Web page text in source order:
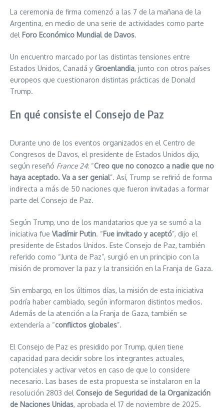
La ceremonia de firma comenzó a las 7 de la mañana de la
Argentina, en medio de una serie de actividades como parte
del Foro Económico Mundial de Davos.
Un encuentro marcado por las distintas tensiones entre
Estados Unidos, Canadá y Groenlandia, junto con otros países
europeos que cuestionaron distintas prácticas de Donald
Trump.
En qué consiste el Consejo de Paz
Durante uno de los eventos organizados en el Centro de
Congresos de Davos, el presidente de Estados Unidos dijo,
según reseñó France 24: “Creo que no conozco a nadie que no
haya aceptado. Va a ser genial”. Así, Trump se refirió de forma
indirecta a más de 50 naciones que fueron invitadas a formar
parte del Consejo de Paz.
Según Trump, uno de los mandatarios que ya se sumó a la
iniciativa fue Vladímir Putin. “Fue invitado y aceptó”, dijo el
presidente de Estados Unidos. Este Consejo de Paz, también
referido como “Junta de Paz”, surgió en un principio con la
misión de promover la paz y la transición en la Franja de Gaza.
Sin embargo, en los últimos días, la misión de esta iniciativa
podría haber cambiado, según informaron distintos medios.
Además de la atención a la Franja de Gaza, también se
extendería a “conflictos globales”.
El Consejo de Paz es presidido por Trump, quien tiene
capacidad para decidir sobre los integrantes actuales,
potenciales y activar vetos en caso de que lo considere
necesario. Las bases de esta propuesta se instalaron en la
resolución 2803 del Consejo de Seguridad de la Organización
de Naciones Unidas, aprobada el 17 de noviembre de 2025.